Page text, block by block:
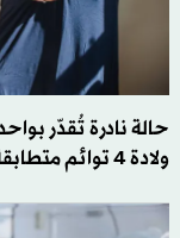
ولادة 4 توائم متطابقة في أستراليا